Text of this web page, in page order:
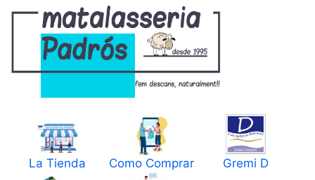
Pasar
al
contenido
principal
La Tienda Como Comprar Gremi D